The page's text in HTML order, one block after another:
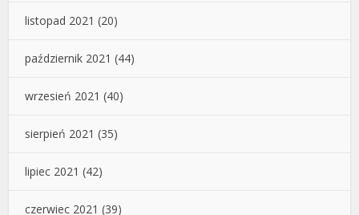
listopad 2021 (20)
październik 2021 (44)
wrzesień 2021 (40)
sierpień 2021 (35)
lipiec 2021 (42)
czerwiec 2021 (39)